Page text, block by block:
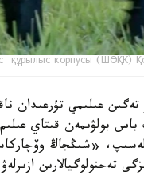
корпусы (ШӨҚК)
بولۋىمەن قىتاي
«شىڭجاڭ
تەحنولوگيالارىن